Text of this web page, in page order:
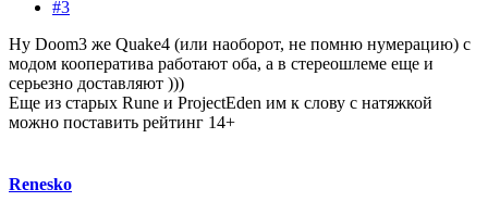
#3
Ну Doom3 же Quake4 (или наоборот, не помню нумерацию) с
модом кооператива работают оба, а в стереошлеме еще и
серьезно доставляют )))
Еще из старых Rune и ProjectEden им к слову с натяжкой
можно поставить рейтинг 14+
Renesko